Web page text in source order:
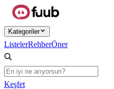
Ana içeriğe atla
Kategoriler
ListelerRehberÖner
Keşfet